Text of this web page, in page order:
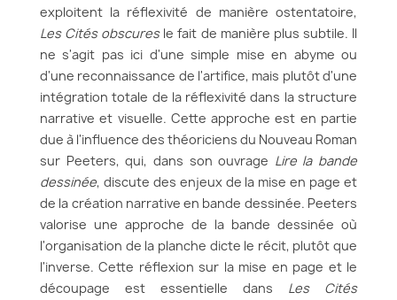
exploitent la réflexivité de manière ostentatoire,
Les Cités obscuresle fait de manière plus subtile. Il
ne s'agit pas ici d'une simple mise en abyme ou
d'une reconnaissance de l'artifice, mais plutôt d'une
intégration totale de la réflexivité dans la structure
narrative et visuelle. Cette approche est en partie
due à l'influence des théoriciens du Nouveau Roman
sur Peeters, qui, dans son ouvrage Lire la bande
dessinée, discute des enjeux de la mise en page et
de la création narrative en bande dessinée. Peeters
valorise une approche de la bande dessinée où
l'organisation de la planche dicte le récit, plutôt que
l'inverse. Cette réflexion sur la mise en page et le
découpage est essentielle dans Les Cités